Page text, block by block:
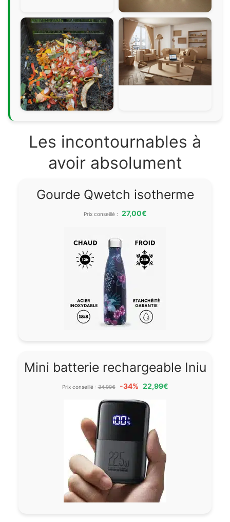
Les incontournables à
avoir absolument
Gourde Qwetch isotherme
Prix conseillé : 27,00€
Mini batterie rechargeable Iniu
Prix conseillé :34,99€ -34% 22,99€